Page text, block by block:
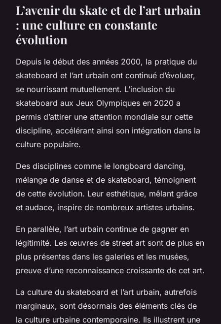
L’avenir du skate et de l’art urbain
: une culture en constante
évolution
Depuis le début des années 2000, la pratique du
skateboard et l’art urbain ont continué d’évoluer,
se nourrissant mutuellement. L’inclusion du
skateboard aux Jeux Olympiques en 2020 a
permis d’attirer une attention mondiale sur cette
discipline, accélérant ainsi son intégration dans la
culture populaire.
Des disciplines comme le longboard dancing,
mélange de danse et de skateboard, témoignent
de cette évolution. Leur esthétique, mêlant grâce
et audace, inspire de nombreux artistes urbains.
En parallèle, l’art urbain continue de gagner en
légitimité. Les œuvres de street art sont de plus en
plus présentes dans les galeries et les musées,
preuve d’une reconnaissance croissante de cet art.
La culture du skateboard et l’art urbain, autrefois
marginaux, sont désormais des éléments clés de
la culture urbaine contemporaine. Ils illustrent une